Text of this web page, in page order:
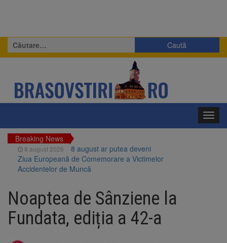
Caută
după:
Breaking News
8 august 2026
8 august ar putea deveni
Ziua Europeană de Comemorare a Victimelor
Accidentelor de Muncă
fostului complex Duplex 91, de lângă Piața
Star
8 august 2026
Ungaria renunță la apelul
pentru reducerea consumului de energie.
Nivelul Dunării a început să crească
Noaptea de Sânziene la
Fundata, ediția a 42-a